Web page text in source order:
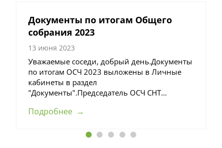
Документы по итогам Общего
собрания 2023
13 июня 2023
Уважаемые соседи, добрый день.Документы
по итогам ОСЧ 2023 выложены в Личные
кабинеты в раздел
"Документы".Председатель ОСЧ СНТ
Подробнее